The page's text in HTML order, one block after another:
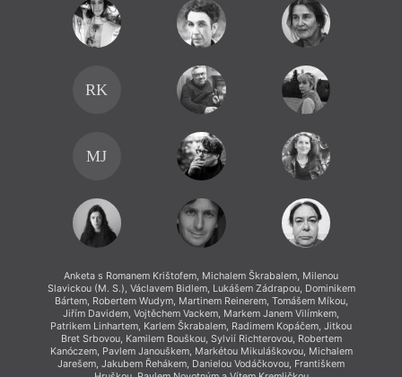
RK
MJ
Anketa s Romanem Krištofem, Michalem Škrabalem, Milenou
Slavickou (M. S.), Václavem Bidlem, Lukášem Zádrapou, Dominikem
Bártem, Robertem Wudym, Martinem Reinerem, Tomášem Míkou,
Jiřím Davidem, Vojtěchem Vackem, Markem Janem Vilímkem,
Patrikem Linhartem, Karlem Škrabalem, Radimem Kopáčem, Jitkou
Bret Srbovou, Kamilem Bouškou, Sylvií Richterovou, Robertem
Kanóczem, Pavlem Janouškem, Markétou Mikuláškovou, Michalem
Jarešem, Jakubem Řehákem, Danielou Vodáčkovou, Františkem